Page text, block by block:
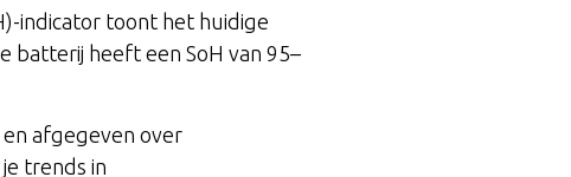
indicator toont het huidige
batterij heeft een SoH van 95–
afgegeven over
trends in